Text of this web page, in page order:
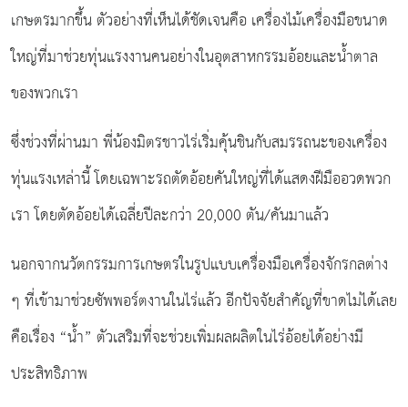
เกษตรมากขึ้น ตัวอย่างที่เห็นได้ชัดเจนคือ เครื่องไม้เครื่องมือขนาด
ใหญ่ที่มาช่วยทุ่นแรงงานคนอย่างในอุตสาหกรรมอ้อยและน้ำตาล
ของพวกเรา
ซึ่งช่วงที่ผ่านมา พี่น้องมิตรชาวไร่เริ่มคุ้นชินกับสมรรถนะของเครื่อง
ทุ่นแรงเหล่านี้ โดยเฉพาะรถตัดอ้อยคันใหญ่ที่ได้แสดงฝีมืออวดพวก
เรา โดยตัดอ้อยได้เฉลี่ยปีละกว่า 20,000 ตัน/คันมาแล้ว
นอกจากนวัตกรรมการเกษตรในรูปแบบเครื่องมือเครื่องจักรกลต่าง
ๆ ที่เข้ามาช่วยซัพพอร์ตงานในไร่แล้ว อีกปัจจัยสำคัญที่ขาดไม่ได้เลย
คือเรื่อง “น้ำ” ตัวเสริมที่จะช่วยเพิ่มผลผลิตในไร่อ้อยได้อย่างมี
ประสิทธิภาพ